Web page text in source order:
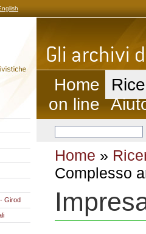
Girod
Home
on line
Home »
Complesso